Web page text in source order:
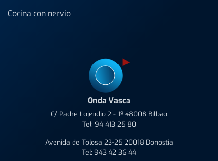
Cocina con nervio
Onda Vasca
C/ Padre Lojendio 2 - 1º 48008 Bilbao
Tel: 94 413 25 80
Avenida de Tolosa 23-25 20018 Donostia
Tel: 943 42 36 44